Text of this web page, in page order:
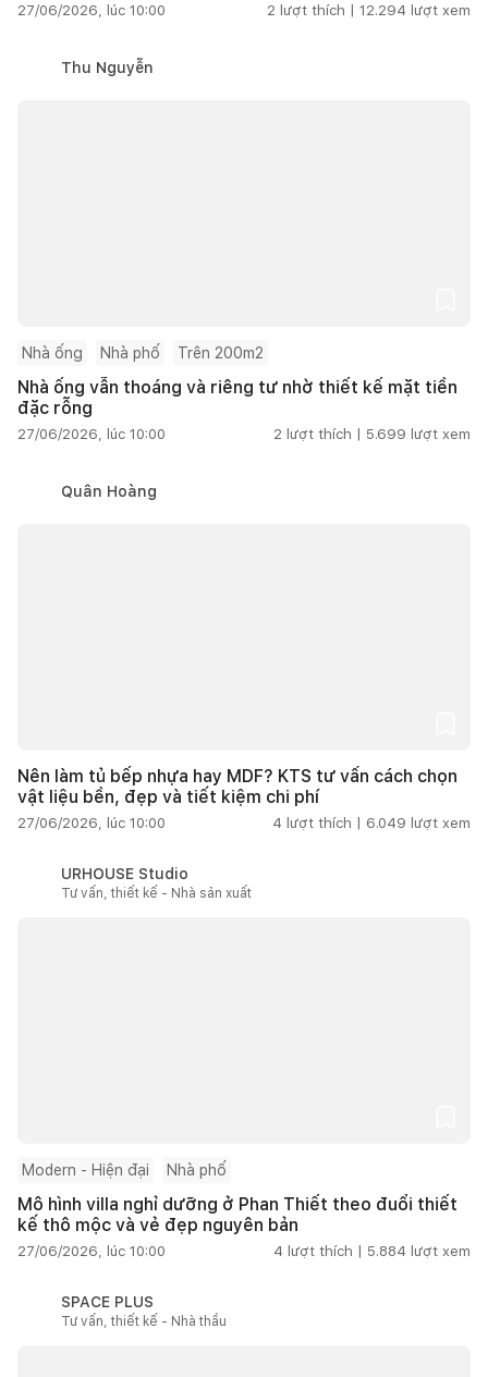
27/06/2026, lúc 10:00 2 lượt thích | 12.294 lượt xem
Thu Nguyễn
Nhà ống Nhà phố Trên 200m2
Nhà ống vẫn thoáng và riêng tư nhờ thiết kế mặt tiền
đặc rỗng
27/06/2026, lúc 10:00 2 lượt thích | 5.699 lượt xem
Quân Hoàng
Nên làm tủ bếp nhựa hay MDF? KTS tư vấn cách chọn
vật liệu bền, đẹp và tiết kiệm chi phí
27/06/2026, lúc 10:00 4 lượt thích | 6.049 lượt xem
URHOUSE Studio
Tư vấn, thiết kế - Nhà sản xuất
Modern - Hiện đại Nhà phố
Mô hình villa nghỉ dưỡng ở Phan Thiết theo đuổi thiết
kế thô mộc và vẻ đẹp nguyên bản
27/06/2026, lúc 10:00 4 lượt thích | 5.884 lượt xem
SPACE PLUS
Tư vấn, thiết kế - Nhà thầu